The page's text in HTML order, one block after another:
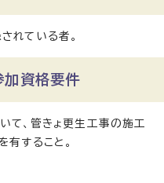
れている者。
加資格要件
て、管きょ更生工事の施工
すること。